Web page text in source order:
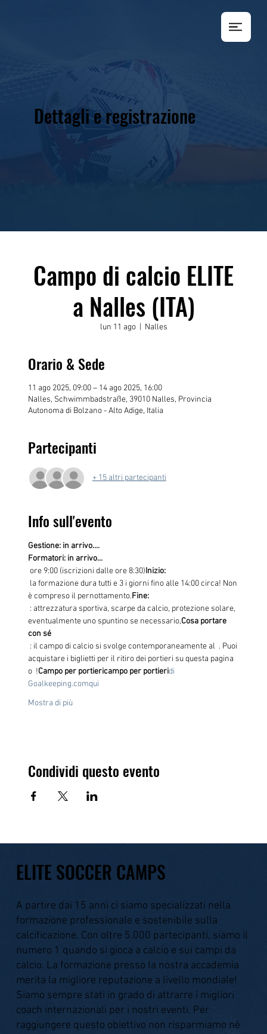
Dettagli e registrazione
Campo di calcio ELITE
a Nalles (ITA)
lun 11 ago
  |
Nalles
Orario & Sede
11 ago 2025, 09:00 – 14 ago 2025, 16:00
Nalles, Schwimmbadstraße, 39010 Nalles, Provincia
Autonoma di Bolzano - Alto Adige, Italia
Partecipanti
+ 15 altri partecipanti
Info sull'evento
Gestione: in arrivo....
Formatori: in arrivo...
ore 9:00 (iscrizioni dalle ore 8:30)Inizio:
è compreso il pernottamento.Fine:
eventualmente uno spuntino se necessario,Cosa portare
con sé
: il campo di calcio si svolge contemporaneamente al . Puoi
acquistare i biglietti per il ritiro dei portieri su questa pagina
o !Campo per portiericampo per portieridi
Goalkeeping.comqui
Mostra di più
Condividi questo evento
ELITE SOCCER CAMPS
A partire dai 15 anni ci siamo specializzati nella
formazione professionale e sostenibile sulla
calcificazione. Con oltre 5.000 partecipanti, siamo il
numero 1 quando si gioca a calcio e sui campi da
calcio. La formazione presso la nostra accademia
merita la migliore reputazione a livello mondiale!
Siamo sempre stati in grado di attrarre i migliori
coach internazionali per i nostri eventi. Per
raggiungere questo obiettivo non risparmiamo né